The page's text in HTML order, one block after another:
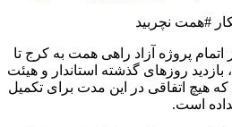
#همت نچربید
اتمام پروژه آزاد راهی همت به کرج تا
بازدید روزهای گذشته استاندار و هیئت
هیچ اتفاقی در این مدت برای تکمیل
است.